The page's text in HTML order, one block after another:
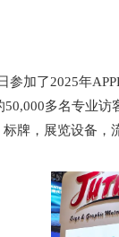
加了2025年
多名专业
牌，展览设备，